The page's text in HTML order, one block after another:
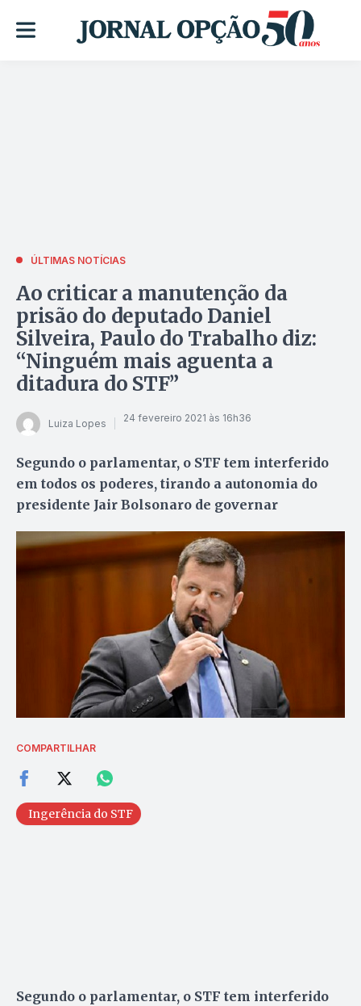
ÚLTIMAS NOTÍCIAS
Ao criticar a manutenção da
prisão do deputado Daniel
Silveira, Paulo do Trabalho diz:
“Ninguém mais aguenta a
ditadura do STF”
Luiza Lopes 24 fevereiro 2021 às 16h36
Segundo o parlamentar, o STF tem interferido
em todos os poderes, tirando a autonomia do
presidente Jair Bolsonaro de governar
COMPARTILHAR
Ingerência do STF
Segundo o parlamentar, o STF tem interferido